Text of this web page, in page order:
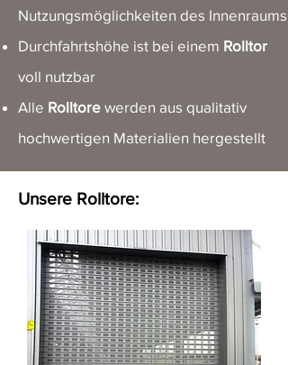
Nutzungsmöglichkeiten des Innenraums
Durchfahrtshöhe ist bei einem Rolltor
voll nutzbar
Alle Rolltore werden aus qualitativ
hochwertigen Materialien hergestellt
Unsere Rolltore: